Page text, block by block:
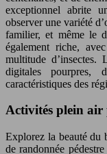
exceptionnel abrite
observer une variété
familier, et même le
également riche,
multitude d’insectes.
digitales pourpres,
caractéristiques des
Activités plein air
Explorez la beauté du
de randonnée